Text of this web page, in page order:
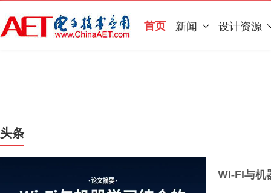
首页 新闻 设计资源
头条
Wi-Fi与机